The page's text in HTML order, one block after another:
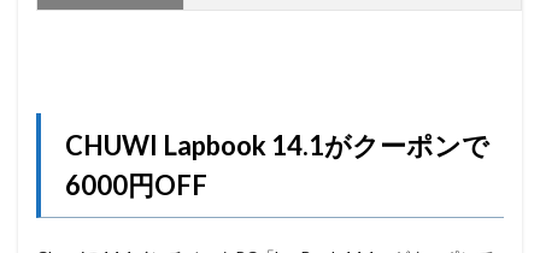
CHUWI Lapbook 14.1がクーポンで
6000円OFF